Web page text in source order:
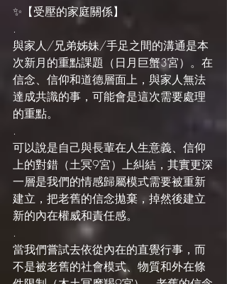
✨【受壓的家庭關係】
.
與家人/兄弟姊妹/手足之間的溝通是本
次新月的重點課題（日月巨蟹3宮）。在
信念、信仰和道德層面上，與家人無法
達成共識的事，可能會是這次需要處理
的重點。
.
可以說是自己與長輩在人生意義、信仰
上的對錯（土冥9宮）上糾結，其實更深
一層是我們的情感歸屬模式需要被重新
建立，把老舊的信念拋棄，掉然後建立
新的內在權威和責任感。
.
當我們嘗試去依從內在的直覺行事，而
不是被老舊的社會模式、物質和外在條